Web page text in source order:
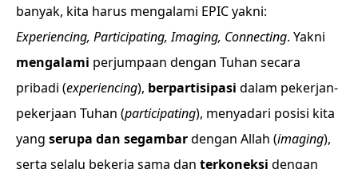
banyak, kita harus mengalami EPIC yakni:
Experiencing, Participating, Imaging, Connecting. Yakni
mengalami perjumpaan dengan Tuhan secara
pribadi (experiencing), berpartisipasi dalam pekerjan-
pekerjaan Tuhan (participating), menyadari posisi kita
yang serupa dan segambardengan Allah (imaging),
serta selalu bekerja sama dan terkoneksi dengan